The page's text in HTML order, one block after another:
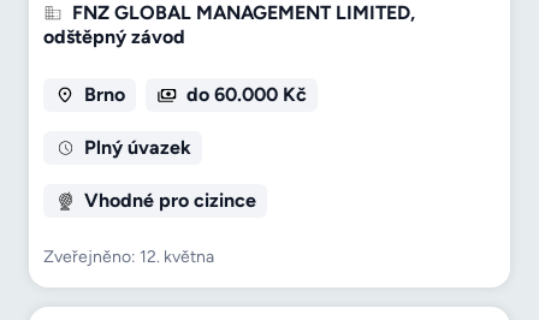
FNZ GLOBAL MANAGEMENT LIMITED,
odštěpný závod
Brno do 60.000 Kč
Plný úvazek
Vhodné pro cizince
Zveřejněno: 12. května